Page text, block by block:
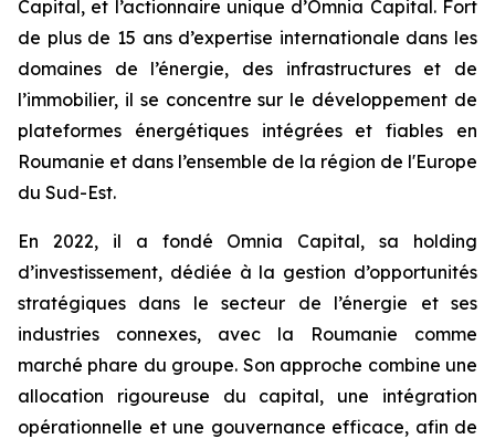
Capital, et l’actionnaire unique d’Omnia Capital. Fort
de plus de 15 ans d’expertise internationale dans les
domaines de l’énergie, des infrastructures et de
l’immobilier, il se concentre sur le développement de
plateformes énergétiques intégrées et fiables en
Roumanie et dans l’ensemble de la région de l'Europe
du Sud-Est.
En 2022, il a fondé Omnia Capital, sa holding
d’investissement, dédiée à la gestion d’opportunités
stratégiques dans le secteur de l’énergie et ses
industries connexes, avec la Roumanie comme
marché phare du groupe. Son approche combine une
allocation rigoureuse du capital, une intégration
opérationnelle et une gouvernance efficace, afin de